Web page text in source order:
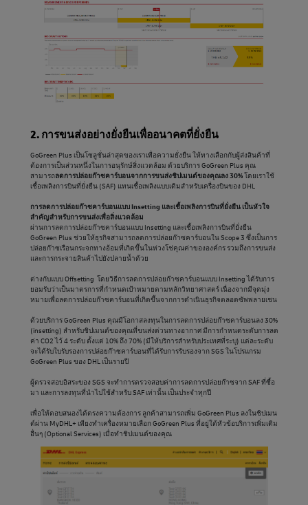
2. การขนส่งอย่างยั่งยืนเพื่ออนาคตที่ยั่งยืน
GoGreen Plus เป็นโซลูชั่นล่าสุดของเราเพื่อความยั่งยืน ให้ทางเลือกกับผู้ส่งสินค้าที่
ต้องการเป็นส่วนหนึ่งในการอนุรักษ์สิ่งแวดล้อม ด้วยบริการ GoGreen Plus คุณ
สามารถลดการปล่อยก๊าซคาร์บอนจากการขนส่งชิปเมนต์ของคุณลง 30%โดยเราใช้
เชื้อเพลิงการบินที่ยั่งยืน (SAF) แทนเชื้อเพลิงแบบเดิมสำหรับเครื่องบินของ DHL
การลดการปล่อยก๊าซคาร์บอนแบบ Insetting และเชื้อเพลิงการบินที่ยั่งยืน เป็นหัวใจ
สำคัญสำหรับการขนส่งเพื่อสิ่งแวดล้อม
ผ่านการลดการปล่อยก๊าซคาร์บอนแบบ Insetting และเชื้อเพลิงการบินที่ยั่งยืน
GoGreen Plus ช่วยให้ธุรกิจสามารถลดการปล่อยก๊าซคาร์บอนใน Scope 3 ซึ่งเป็นการ
ปล่อยก๊าซเรือนกระจกทางอ้อมที่เกิดขึ้นในห่วงโช่คุณค่าขององค์กร รวมถึงการขนส่ง
และการกระจายสินค้าไปยังปลายน้ำด้วย
ต่างกับแบบ Offsetting โดยวิธีการลดการปล่อยก๊าซคาร์บอนแบบ Insetting ได้รับการ
ยอมรับว่าเป็นมาตรการที่กำหนดเป้าหมายตามหลักวิทยาศาสตร์ เนื่องจากมีจุดมุ่ง
หมายเพื่อลดการปล่อยก๊าซคาร์บอนที่เกิดขึ้นจากการดำเนินธุรกิจตลอดซัพพลายเชน
ด้วยบริการ GoGreen Plus คุณมีโอกาสลงทุนในการลดการปล่อยก๊าซคาร์บอนลง 30%
(insetting) สำหรับชิปเมนต์ของคุณที่ขนส่งด่วนทางอากาศ มีการกำหนดระดับการลด
ค่า CO2 ไว้ 4 ระดับ ตั้งแต่ 10% ถึง 70% (มีให้บริการสำหรับประเทศที่ระบุ) แต่ละระดับ
จะได้รับใบรับรองการปล่อยก๊าซคาร์บอนที่ได้รับการรับรองจาก SGS ในโปรแกรม
GoGreen Plus ของ DHL เป็นรายปี
ผู้ตรวจสอบอิสระของ SGS จะทำการตรวจสอบค่าการลดการปล่อยก๊าซจาก SAF ที่ซื้อ
มา และการลงทุนที่นำไปใช้สำหรับ SAF เท่านั้น เป็นประจำทุกปี
เพื่อให้ตอบสนองได้ตรงความต้องการ ลูกค้าสามารถเพิ่ม GoGreen Plus ลงในชิปเมน
ต์ผ่าน MyDHL+ เพียงทำเครื่องหมายเลือก GoGreen Plus ที่อยู่ใต้หัวข้อบริการเพิ่มเติม
อื่นๆ (Optional Services) เมื่อทำชิปเมนต์ของคุณ